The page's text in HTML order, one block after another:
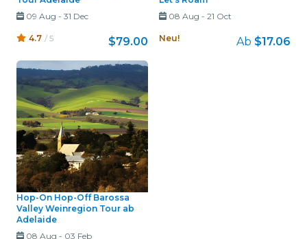
09 Aug - 31 Dec
4.7 / 5 $79.00
08 Aug - 21 Oct
Neu! Ab $17.06
Hop-On Hop-Off Barossa
Valley Weinregion Tour ab
Adelaide
08 Aug - 03 Feb